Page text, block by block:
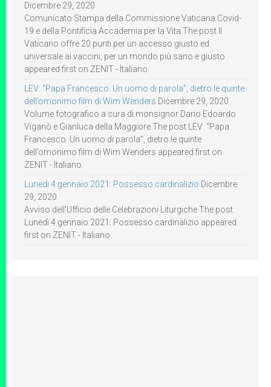
Dicembre 29, 2020
Comunicato Stampa della Commissione Vaticana Covid-
19 e della Pontificia Accademia per la Vita The post Il
Vaticano offre 20 punti per un accesso giusto ed
universale ai vaccini, per un mondo più sano e giusto
appeared first on ZENIT - Italiano.
LEV: “Papa Francesco. Un uomo di parola”, dietro le quinte
dell’omonimo film di Wim Wenders Dicembre 29, 2020
Volume fotografico a cura di monsignor Dario Edoardo
Viganò e Gianluca della Maggiore The post LEV: “Papa
Francesco. Un uomo di parola”, dietro le quinte
dell’omonimo film di Wim Wenders appeared first on
ZENIT - Italiano.
Lunedì 4 gennaio 2021: Possesso cardinalizio Dicembre
29, 2020
Avviso dell’Ufficio delle Celebrazioni Liturgiche The post
Lunedì 4 gennaio 2021: Possesso cardinalizio appeared
first on ZENIT - Italiano.